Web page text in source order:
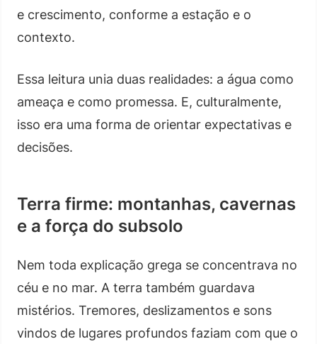
e crescimento, conforme a estação e o
contexto.
Essa leitura unia duas realidades: a água como
ameaça e como promessa. E, culturalmente,
isso era uma forma de orientar expectativas e
decisões.
Terra firme: montanhas, cavernas
e a força do subsolo
Nem toda explicação grega se concentrava no
céu e no mar. A terra também guardava
mistérios. Tremores, deslizamentos e sons
vindos de lugares profundos faziam com que o